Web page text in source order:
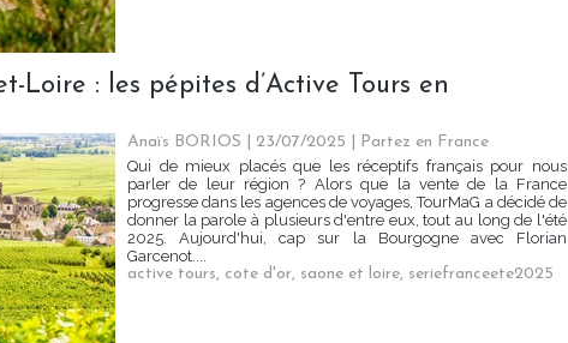
Loire : les pépites d’Active Tours en
Anaïs BORIOS | 23/07/2025
Partez en France
Qui de mieux placés que les réceptifs français pour nous
parler de leur région ? Alors que la vente de la France
progresse dans les agences de voyages, TourMaG a décidé de
donner la parole à plusieurs d'entre eux, tout au long de l'été
2025. Aujourd'hui, cap sur la Bourgogne avec Florian
Garcenot....
active tours, cote d'or, saone et loire, seriefranceete2025